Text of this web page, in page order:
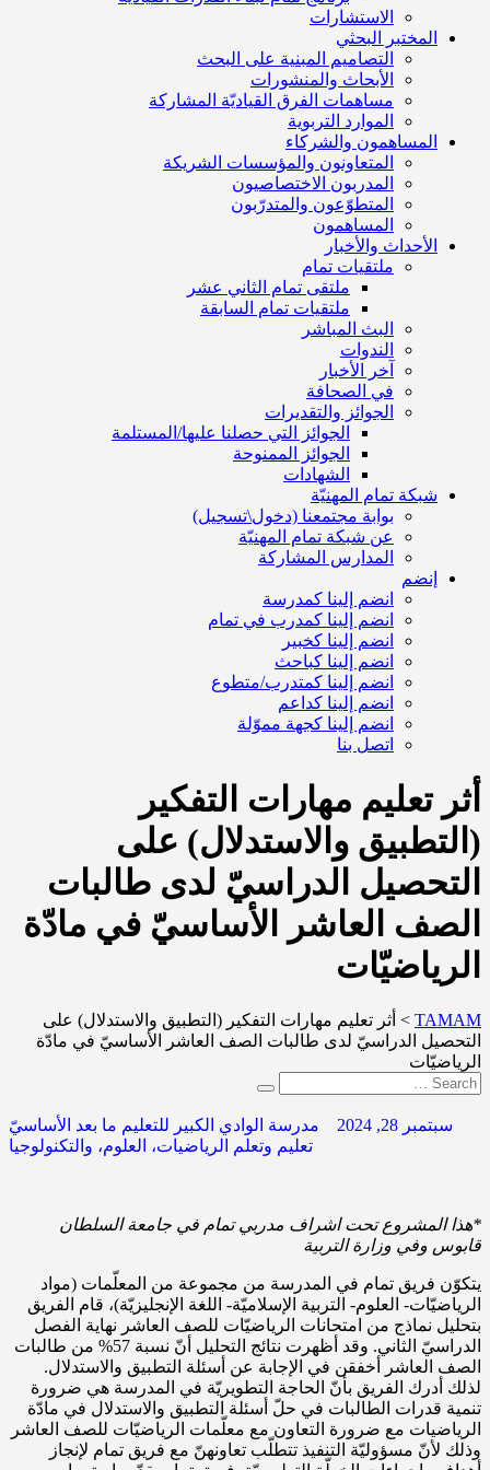
الاستشارات
المختبر البحثي
التصاميم المبنية على البحث
الأبحاث والمنشورات
مساهمات الفرق القياديّة المشاركة
الموارد التربوية
المساهمون والشركاء
المتعاونون والمؤسسات الشريكة
المدربون الاختصاصيون
المتطوّعون والمتدرّبون
المساهمون
الأحداث والأخبار
ملتقيات تمام
ملتقى تمام الثاني عشر
ملتقيات تمام السابقة
البث المباشر
الندوات
آخر الأخبار
في الصحافة
الجوائز والتقديرات
الجوائز التي حصلنا عليها/المستلمة
الجوائز الممنوحة
الشهادات
شبكة تمام المهنيّة
بوابة مجتمعنا (دخول\تسجيل)
عن شبكة تمام المهنيّة
المدارس المشاركة
إنضم
انضم إلينا كمدرسة
انضم إلينا كمدرب في تمام
انضم إلينا كخبير
انضم إلينا كباحث
انضم إلينا كمتدرب/متطوع
انضم إلينا كداعم
انضم إلينا كجهة مموّلة
اتصل بنا
أثر تعليم مهارات التفكير
(التطبيق والاستدلال) على
التحصيل الدراسيّ لدى طالبات
الصف العاشر الأساسيّ في مادّة
الرياضيّات
TAMAM
> أثر تعليم مهارات التفكير (التطبيق والاستدلال) على
التحصيل الدراسيّ لدى طالبات الصف العاشر الأساسيّ في مادّة
الرياضيّات
سبتمبر 28, 2024
مدرسة الوادي الكبير للتعليم ما بعد الأساسيّ
تعليم وتعلم الرياضيات، العلوم، والتكنولوجيا
*هذا المشروع تحت اشراف مدربي تمام في جامعة السلطان
قابوس وفي وزارة التربية
يتكوّن فريق تمام في المدرسة من مجموعة من المعلّمات (مواد
الرياضيّات- العلوم- التربية الإسلاميّة- اللغة الإنجليزيّة)، قام الفريق
بتحليل نماذج من امتحانات الرياضيّات للصف العاشر نهاية الفصل
الدراسيّ الثاني. وقد أظهرت نتائج التحليل أنّ نسبة 57% من طالبات
الصف العاشر أخفقن في الإجابة عن أسئلة التطبيق والاستدلال.
لذلك أدرك الفريق بأنّ الحاجة التطويريّة في المدرسة هي ضرورة
تنمية قدرات الطالبات في حلّ أسئلة التطبيق والاستدلال في مادّة
الرياضيات مع ضرورة التعاون مع معلّمات الرياضيّات للصف العاشر
وذلك لأنّ مسؤوليّة التنفيذ تتطلّب تعاونهنّ مع فريق تمام لإنجاز